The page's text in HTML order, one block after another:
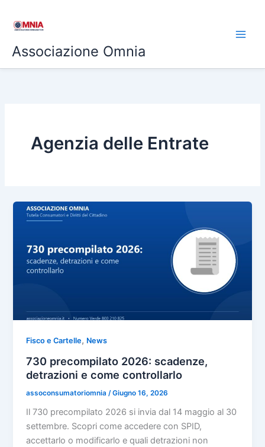
Associazione Omnia
Agenzia delle Entrate
Fisco e Cartelle, News
730 precompilato 2026: scadenze,
detrazioni e come controllarlo
assoconsumatoriomnia /Giugno 16, 2026
Il 730 precompilato 2026 si invia dal 14 maggio al 30
settembre. Scopri come accedere con SPID,
accettarlo o modificarlo e quali detrazioni non